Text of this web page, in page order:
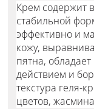
Крем содержит
стабильной
эффективно и
кожу,
пятна,
действием и
текстура геля-
цветов,